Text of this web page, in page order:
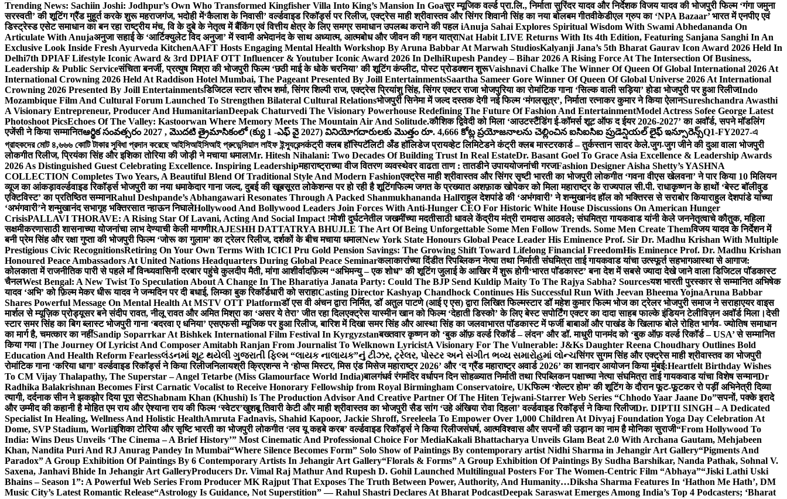
Trending News: Sachiin Joshi: Jodhpur’s Own Who Transformed Kingfisher Villa Into King’s Mansion In Goaसुर म्यूजिक वर्ल्ड प्रा.लि., निर्माता सुरिंदर यादव और निर्देशक विजय यादव की भोजपुरी फिल्म ‘गंगा जमुना
सरस्वती’ की शूटिंग ग्रैंड मुहूर्त करके शुरू महराजगंज, भदोही में‘कैलाश के निवासी’ वर्ल्डवाइड रिकॉर्ड्स पर रिलीज, एक्ट्रेस माही श्रीवास्तव और सिंगर शिवानी सिंह का नया बोलबम गीतवीकेडीएल ग्रुप का ‘NPA Bazaar’ भारत में एनपीए एवं
डिस्ट्रेस्ड एसेट समाधान का बन रहा राष्ट्रीय मंच, वि के दुबे के नेतृत्व में बैंकिंग एवं वित्तीय क्षेत्र के लिए समग्र समाधान उपलब्ध कराने की पहल iAnuja Sahai Explores Spiritual Wisdom With Swami Abhedananda On
Articulate With Anujaअनुजा सहाई के ‘आर्टिक्युलेट विद अनुजा’ में स्वामी अभेदानंद के साथ अध्यात्म, आत्मबोध और जीवन की गहन यात्राNat Habit LIVE Returns With Its 4th Edition, Featuring Sanjana Sanghi In An
Exclusive Look Inside Fresh Ayurveda KitchenAAFT Hosts Engaging Mental Health Workshop By Aruna Babbar At Marwah StudiosKalyanji Jana’s 5th Bharat Gaurav Icon Award 2026 Held In
Delhi7th DPIAF Lifestyle Iconic Award & 3rd DPIAF OTT Influencer & Youtuber Iconic Award 2026 In DelhiRupesh Pandey – Bihar 2026 A Rising Force At The Intersection Of Business,
Leadership & Public Serviceसंचिता बनर्जी, प्रत्युष मिश्रा की भोजपुरी फिल्म ‘छठी माई के धोके चरनिया’ की शूटिंग कंप्लीट, पोस्ट प्रोडक्शन शुरूVaishnavi Chalke The Winner Of Queen Of Global International 2026 At
International Crowning 2026 Held At Raddison Hotel Mumbai, The Pageant Presented By Joill EntertainmentsSaartha Sameer Gore Winner Of Queen Of Global Universe 2026 At International
Crowning 2026 Presented By Joill Entertainmentsडिजिटल स्टार सौरभ शर्मा, सिंगर शिल्पी राज, एक्ट्रेस प्रियांशु सिंह, सिंगर एक्टर राजा भोजपुरिया का रोमांटिक गाना ‘सिल्क वाली सड़िया’ होडा भोजपुरी पर हुआ रिलीजIndo
Mozambique Film And Cultural Forum Launched To Strengthen Bilateral Cultural Relationsभोजपुरी सिनेमा में जल्द दस्तक देगी नई फिल्म ‘मंगलसूत्र’, निर्माता रत्नाकर कुमार ने किया ऐलानSureshchandra Awasthi
A Visionary Entrepreneur, Producer And HumanitarianDeepak Chaturvedi The Visionary Powerhouse Redefining The Future Of Fashion And EntertainmentModel Actress Sofee George Latest
Photoshoot PicsEchoes Of The Valley: Kastoorwan Where Memory Meets The Mountain Air And Solitude.कौशिक द्विवेदी को मिला ‘आउटस्टैंडिंग ई-कॉमर्स शूट ऑफ द ईयर 2026-2027’ का अवॉर्ड, सपने मॉडलिंग
एजेंसी ने किया सम्मानितఆర్థిక సంవత్సరం 2027 , మొదటి త్రైమాసికంలో (క్యు 1 -ఎఫ్ వై 2027) వినియోగదారులకు మొత్తం రూ. 4,666 కోట్ల ప్రయోజనాలను చెల్లించిన ఐసిఐసిఐ ప్రుడెన్షియల్ లైఫ్ ఇన్సూరెన్స్Q1-FY2027-এ
গ্রাহকদের মোট ৪,৬৬৬ কোটি টাকার সুবিধা প্রদান করেছে আইসিআইসিআই প্রুডেন্সিয়াল লাইফ ইন্স্যুরেন্সकंट्री क्लब हॉस्पिटॅलिटी अँड हॉलिडेज प्रायव्हेट लिमिटेडने कंट्री क्लब मास्टरकार्ड – तुर्कस्तान सादर केले.जुग-जुग जीने की दुआ वाला भोजपुरी
लोकगीत रिलीज, प्रियंका सिंह और इशिका तोरिया की जोड़ी ने मचाया धमालMr. Hitesh Nihalani: Two Decades Of Building Trust In Real EstateDr. Basant Goel To Grace Asia Excellence & Leadership Awards
2026 As Distinguished Guest Celebrating Excellence. Inspiring Leadershipमहाराष्ट्राच्या वीज वितरण व्यवस्थेवर वाढता ताण : तातडीने उपाययोजनांची गरजFashion Designer Aisha Shetty’s YASHNA
COLLECTION Completes Two Years, A Beautiful Blend Of Traditional Style And Modern Fashionएक्ट्रेस माही श्रीवास्तव और सिंगर सृष्टी भारती का भोजपुरी लोकगीत ‘गवना वीएस खेलवना’ ने पार किया 10 मिलियन
व्यूज का आंकड़ावर्ल्डवाइड रिकॉर्ड्स भोजपुरी का नया धमाकेदार गाना जल्द, दुबई की खूबसूरत लोकेशन्स पर हो रही है शूटिंगफिल्म जगत के प्रख्यात अशफ़ाक खोपेकर को मिला महाराष्ट्र के राज्यपाल सी.पी. राधाकृष्णन के हाथों ‘बेस्ट बॉलीवुड
एक्टिविस्ट’ का प्रतिष्ठित सम्मानRahul Deshpande’s Abhangawari Resonates Through A Packed Shanmukhananda Hallराहुल देशपांडे की ‘अभंगवारी’ ने शन्मुखानंद हॉल को भक्तिरस से सराबोर कियाराहुल देशपांडे यांच्या
‘अभंगवारी’ने शन्मुखानंद सभागृह भक्तिरसात न्हाऊन निघालेHollywood And Bollywood Leaders Join Forces With Anti-Hunger CEO For Historic White House Discussions On American Hunger
CrisisPALLAVI THORAVE: A Rising Star Of Lavani, Acting And Social Impact !मोशी दुर्घटनेतील जखमींच्या मदतीसाठी धावले केंद्रीय मंत्री रामदास आठवले; संघमित्रा गायकवाड यांनी केले जननेतृत्वाचे कौतुक, महिला
सक्षमीकरणासाठी शासनाच्या योजनांचा लाभ देण्याची केली मागणीRAJESHH DATTATRYA BHUJLE The Art Of Being Unforgettable Some Men Follow Trends. Some Men Create Themविजय यादव के निर्देशन में
बनी प्रेम सिंह और रक्षा गुप्ता की भोजपुरी फिल्म ‘जोरू का गुलाम’ का ट्रेलर रिलीज, दर्शकों के बीच मचाया धमालNew York State Honours Global Peace Leader His Eminence Prof. Sir Dr. Madhu Krishan With Multiple
Prestigious Civic RecognitionsRetiring On Your Own Terms With ICICI Pru Gold Pension Savings: The Growing Shift Toward Lifelong Financial FreedomHis Eminence Prof. Dr. Madhu Krishan
Honoured Peace Ambassadors At United Nations Headquarters During Global Peace Seminarकलाकारांच्या दिंडीत रिपब्लिकन नेत्या तथा निर्माती संघमित्रा ताई गायकवाड यांचा उत्स्फूर्त सहभागआस्था से आगाज:
कोलकाता में राजनीतिक पारी से पहले माँ विन्ध्यवासिनी दरबार पहुंचे कुलदीप मैती, मांगा आशीर्वादफ़िल्म “अभिमन्यु – एक शोध” की शूटिंग जुलाई के आखिर में शुरू होगी‘भारत पॉडकास्ट’ बना देश में सबसे ज्यादा देखे जाने वाला डिजिटल पॉडकास्ट
चैनलWest Bengal: A New Twist To Speculation About A Change In The Bharatiya Janata Party: Could The BJP Send Kuldip Maity To The Rajya Sabha? Sourcesयश भारती पुरस्कार से सम्मानित अभिषेक
यादव ‘अभि’ को फ़िल्म मेकर धीरू यादव ने जन्मदिन पर दी बधाई, लिम्का बुक रिकॉर्डधारी को सराहाCasting Director Kashyap Chandhock Continues His Successful Run With Jeevan Bheema YojnaAruna Babbar
Shares Powerful Message On Mental Health At MSTV OTT Platformडॉ एस वी अंचन द्वारा निर्मित, डॉ अतुल पाटणे (आई ए एस) द्वारा लिखित फिल्मस्टार डॉ महेश कुमार फिल्म भोज का ट्रेलर भोजपुरी समाज ने सराहाएयर वाइस
मार्शल से म्यूज़िक प्रोड्यूसर बने संदीप रावत, नीलू रावत और अमित मिश्रा का ‘असर ये तेरा’ जीत रहा दिलएक्ट्रेस यास्मीन खान को फिल्म ‘देहाती डिस्को’ के लिए बेस्ट सपोर्टिंग एक्टर का दादा साहब फाल्के इंडियन टेलीविज़न अवॉर्ड मिला।देसी
स्टार समर सिंह का बिग ब्लास्ट भोजपुरी गाना ‘बदरवा ए धनिया’ एसएफसी म्यूजिक पर हुआ रिलीज, बारिश में दिखा समर सिंह और आस्था सिंह का जलवाभारत पॉडकास्ट में फर्जी बाबाओं और पाखंड के खिलाफ बोले रोहित भार्गव- ज्योतिष समाधान
का मार्ग है, चमत्कार का नहींSandip Soparrkar At Bishkek International Film Festival In Kyrgyzstanबख्तवार कृष्णन को ‘बुक ऑफ़ वर्ल्ड रिकॉर्ड – लंदन’ और डॉ. माधुरी पानमंद को ‘बुक ऑफ़ वर्ल्ड रिकॉर्ड – USA’ से सम्मानित
किया गया।The Journey Of Lyricist And Composer Amitabh Ranjan From Journalist To Welknown LyricistA Visionary For The Vulnerable: J&Ks Daughter Reena Choudhary Outlines Bold
Education And Health Reform Fearlessલંડનમાં શૂટ થયેલી ગુજરાતી ફિલ્મ “લાયક નાલાયક”નું ટીઝર, ટ્રેલર, પોસ્ટર અને સંગીત ભવ્ય સમારોહમાં લોન્ચसिंगर सुगम सिंह और एक्ट्रेस माही श्रीवास्तव का भोजपुरी
रोमांटिक गाना ‘करिया धागा’ वर्ल्डवाइड रिकॉर्ड्स ने किया रिलीजनिलायश्री क्रिएशन्स ने ‘होप्स मिस्टर, मिस एंड मिसेज महाराष्ट्र 2026’ और ‘द ग्रैंड महाराष्ट्र अवार्ड 2026’ का शानदार आयोजन किया मुंबई:Heartfelt Birthday Wishes
To CM Vijay Thalapathy, The Superstar – Angel Tetarbe (Miss Glamourface World India)बालगंधर्व रंगमंदिर वर्धापन दिन सोहळ्यात निर्माती तथा रिपब्लिकन पक्षाच्या नेत्या संघमित्रा ताई गायकवाड यांचा विशेष सन्मानDr
Radhika Balakrishnan Becomes First Carnatic Vocalist to Receive Honorary Fellowship from Royal Birmingham Conservatoire, UKफिल्म ‘शेल्टर होम’ की शूटिंग के दौरान फूट-फूटकर रो पड़ीं अभिनेत्री दिव्या
त्यागी, दर्दनाक सीन ने झकझोर दिया पूरा सेटShabnam Khan (Khushi) Is The Production Advisor And Creative Partner Of The Hiten Tejwani-Starrer Web Series “Chhodo Yaar Jaane Do”सपनों, पक्के इरादे
और उम्मीद की कहानी है मोहित एम राय और ऐश्याना राय की फिल्म ‘स्वेटर’खुशबू तिवारी केटी और माही श्रीवास्तव का भोजपुरी सैड सांग ‘उहे अंखिया रोवा दिहला’ वर्ल्डवाइड रिकॉर्ड्स ने किया रिलीजDr. DIPTII SINGH – A Dedicated
Specialist In Healing, Wellness And Holistic HealthAmruta Fadnavis, Shahid Kapoor, Jackie Shroff, Sreeleela To Empower Over 1,000 Children At Divyaj Foundation Yoga Day Celebration At
Dome, SVP Stadium, Worliइशिका टोरिया और सृष्टि भारती का भोजपुरी लोकगीत ‘लव यू कहबे करब’ वर्ल्डवाइड रिकॉर्ड्स ने किया रिलीजसंघर्ष, आत्मविश्वास और सपनों की उड़ान का नाम है मोनिका सुराजी“From Hollywood To
India: Wins Deus Unveils ‘The Cinema – A Brief History’” Most Cinematic And Professional Choice For MediaKakali Bhattacharya Unveils Glam Beat 2.0 With Archana Gautam, Mehjabeen
Khan, Nandita Puri And RJ Anurag Pandey In Mumbai“Where Silence Becomes Form” Solo Show of Paintings By contemporary artist Nidhi Sharma in Jehangir Art Gallery“Pigments And
Paradox” A Group Exhibition Of Paintings By 6 Contemporary Artists In Jehangir Art Gallery“Florals & Forms” A Group Exhibition Of Paintings By Sudha Barshikar, Nanda Pathak, Sohnal V.
Saxena, Janhavi Bhide In Jehangir Art GalleryProducers Dr. Vimal Raj Mathur And Rupesh D. Gohil Launched Multilingual Posters For The Women-Centric Film “Abhaya”“Jiski Lathi Uski
Bhains – Season 1”: A Powerful Web Series From Producer MK Rajput That Exposes The Truth Between Power, Authority, And Humanity…Diksha Sharma Features In ‘Hathon Me Hath’, DM
Music City’s Latest Romantic Release“Astrology Is Guidance, Not Superstition” — Rahul Shastri Declares At Bharat PodcastDeepak Saraswat Emerges Among India’s Top 4 Podcasters; ‘Bharat